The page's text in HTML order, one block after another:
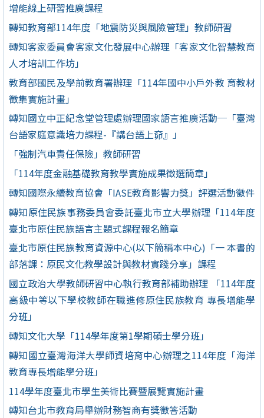
增能線上研習推廣課程
轉知教育部114年度「地震防災與風險管理」教師研習
轉知客家委員會客家文化發展中心辦理「客家文化智慧教育
人才培訓工作坊」
教育部國民及學前教育署辦理「114年國中小戶外教 育教材
徵集實施計畫」
轉知國立中正紀念堂管理處辦理國家語言推廣活動─「臺灣
台語家庭意識培力課程-『講台語上奅』」
「強制汽車責任保險」教師研習
「114年度金融基礎教育教學實施成果徵選簡章」
轉知國際永續教育協會「IASE教育影響力獎」評選活動徵件
轉知原住民族事務委員會委託臺北市立大學辦理「114年度
臺北市原住民族語言主題式課程報名簡章
臺北市原住民族教育資源中心(以下簡稱本中心)「一 本書的
部落課：原民文化教學設計與教材實踐分享」課程
國立政治大學教師研習中心執行教育部補助辦理 「114年度
高級中等以下學校教師在職進修原住民族教育 專長增能學
分班」
轉知文化大學「114學年度第1學期碩士學分班」
轉知國立臺灣海洋大學師資培育中心辦理之114年度「海洋
教育專長增能學分班」
114學年度臺北市學生美術比賽暨展覽實施計畫
轉知台北市教育局舉辦財務智商有獎徵答活動